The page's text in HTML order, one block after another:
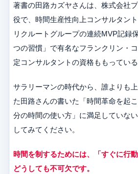
著書の田路カズヤさんは、株式会社
役で、時間生産性向上コンサルタント
リクルートグループの連続MVP記録
つの習慣」で有名なフランクリン・
定コンサルタントの資格ももっている
サラリーマンの時代から、誰よりも
た田路さんの書いた「時間革命を起
分の時間の使い方」に満足していな
してみてください。
時間を制するためには、「すぐに行
どうしても不可欠です。